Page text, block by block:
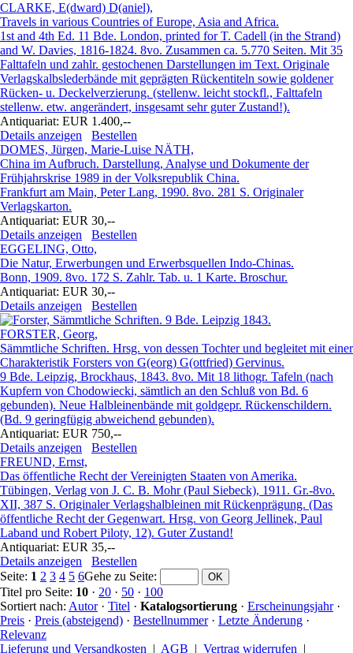
CLARKE, E(dward) D(aniel),
Travels in various Countries of Europe, Asia and Africa.
1st and 4th Ed. 11 Bde. London, printed for T. Cadell (in the Strand)
and W. Davies, 1816-1824. 8vo. Zusammen ca. 5.770 Seiten. Mit 35
Falttafeln und zahlr. gestochenen Darstellungen im Text. Originale
Verlagskalbslederbände mit geprägten Rückentiteln sowie goldener
Rücken- u. Deckelverzierung. (stellenw. leicht stockfl., Falttafeln
stellenw. etw. angerändert, insgesamt sehr guter Zustand!).
Antiquariat: EUR 1.400,--
Details anzeigen
Bestellen
DOMES, Jürgen, Marie-Luise NÄTH,
China im Aufbruch. Darstellung, Analyse und Dokumente der
Frühjahrskrise 1989 in der Volksrepublik China.
Frankfurt am Main, Peter Lang, 1990. 8vo. 281 S. Originaler
Verlagskarton.
Antiquariat: EUR 30,--
Details anzeigen
Bestellen
EGGELING, Otto,
Die Natur, Erwerbungen und Erwerbsquellen Indo-Chinas.
Bonn, 1909. 8vo. 172 S. Zahlr. Tab. u. 1 Karte. Broschur.
Antiquariat: EUR 30,--
Details anzeigen
Bestellen
FORSTER, Georg,
Sämmtliche Schriften. Hrsg. von dessen Tochter und begleitet mit einer
Charakteristik Forsters von G(eorg) G(ottfried) Gervinus.
9 Bde. Leipzig, Brockhaus, 1843. 8vo. Mit 18 lithogr. Tafeln (nach
Kupfern von Chodowiecki, sämtlich an den Schluß von Bd. 6
gebunden). Neue Halbleinenbände mit goldgepr. Rückenschildern.
(Bd. 9 geringfügig abweichend gebunden).
Antiquariat: EUR 750,--
Details anzeigen
Bestellen
FREUND, Ernst,
Das öffentliche Recht der Vereinigten Staaten von Amerika.
Tübingen, Verlag von J. C. B. Mohr (Paul Siebeck), 1911. Gr.-8vo.
XII, 387 S. Originaler Verlagshalbleinen mit Rückenprägung. (Das
öffentliche Recht der Gegenwart. Hrsg. von Georg Jellinek, Paul
Laband und Robert Piloty, 12). Guter Zustand!
Antiquariat: EUR 35,--
Details anzeigen
Bestellen
Seite: 1 2 3 4 5 6Gehe zu Seite:
Titel pro Seite: 10 · 20 · 50 · 100
Sortiert nach: Autor· Titel · Katalogsortierung · Erscheinungsjahr·
Preis · Preis (absteigend) · Bestellnummer· Letzte Änderung ·
Relevanz
Lieferung und Versandkosten | AGB | Vertrag widerrufen |